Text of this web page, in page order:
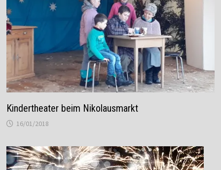
Kindertheater beim Nikolausmarkt
16/01/2018